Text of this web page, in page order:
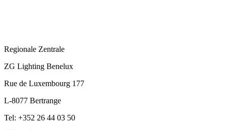
Regionale Zentrale
ZG Lighting Benelux
Rue de Luxembourg 177
L-8077 Bertrange
Tel: +352 26 44 03 50